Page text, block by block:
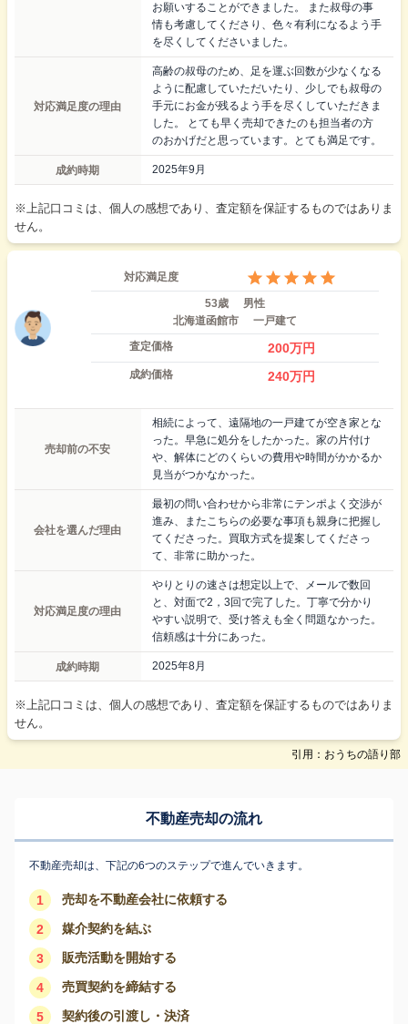
お願いすることができました。 また叔母の事
情も考慮してくださり、色々有利になるよう手
を尽くしてくださいました。
対応満足度の理由
高齢の叔母のため、足を運ぶ回数が少なくなる
ように配慮していただいたり、少しでも叔母の
手元にお金が残るよう手を尽くしていただきま
した。 とても早く売却できたのも担当者の方
のおかげだと思っています。とても満足です。
成約時期 2025年9月
※上記口コミは、個人の感想であり、査定額を保証するものではありま
せん。
対応満足度
53歳
男性
北海道函館市
一戸建て
査定価格
200万円
成約価格 240万円
売却前の不安
相続によって、遠隔地の一戸建てが空き家とな
った。早急に処分をしたかった。家の片付け
や、解体にどのくらいの費用や時間がかかるか
見当がつかなかった。
会社を選んだ理由
最初の問い合わせから非常にテンポよく交渉が
進み、またこちらの必要な事項も親身に把握し
てくださった。買取方式を提案してくださっ
て、非常に助かった。
対応満足度の理由
やりとりの速さは想定以上で、メールで数回
と、対面で2，3回で完了した。丁寧で分かり
やすい説明で、受け答えも全く問題なかった。
信頼感は十分にあった。
成約時期 2025年8月
※上記口コミは、個人の感想であり、査定額を保証するものではありま
せん。
引用：おうちの語り部
不動産売却の流れ
不動産売却は、下記の6つのステップで進んでいきます。
1 売却を不動産会社に依頼する
2 媒介契約を結ぶ
3 販売活動を開始する
4 売買契約を締結する
5 契約後の引渡し・決済